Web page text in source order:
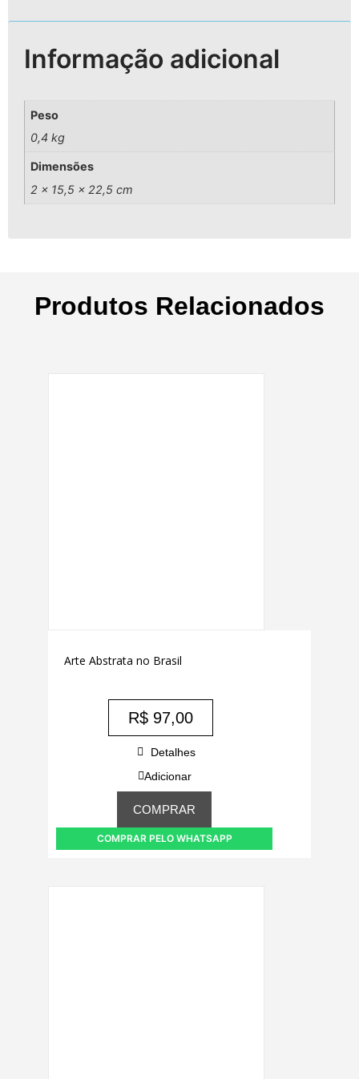
Informação adicional
Peso
0,4 kg
Dimensões
2 × 15,5 × 22,5 cm
Produtos Relacionados
Arte Abstrata no Brasil
R$97,00
Detalhes
Adicionar
COMPRAR
COMPRAR PELO WHATSAPP